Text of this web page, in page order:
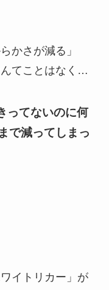
かさが減る」
んてことはなく…
ってないのに何
で減ってしまっ
イトリカー」が